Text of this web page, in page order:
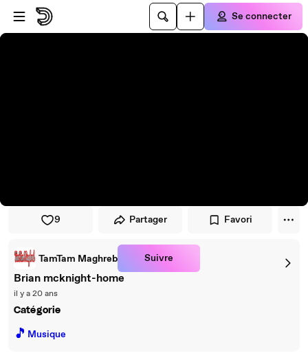
Passer au player
Passer au contenu principal
Se connecter
9 Partager Favori
TamTam Maghreb Suivre
Brian mcknight-home
il y a 20 ans
Catégorie
🎵 Musique